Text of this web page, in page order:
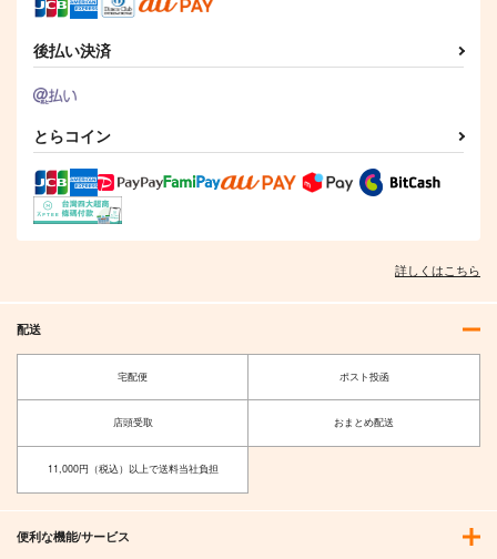
後払い決済
とらコイン
詳しくはこちら
配送
宅配便 ポスト投函
店頭受取 おまとめ配送
11,000円（税込）以上で送料当社負担
便利な機能/サービス